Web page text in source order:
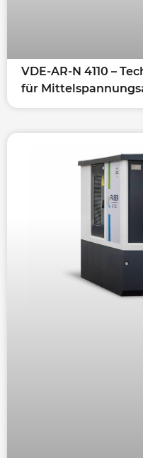
VDE-AR-N 4110 –
für